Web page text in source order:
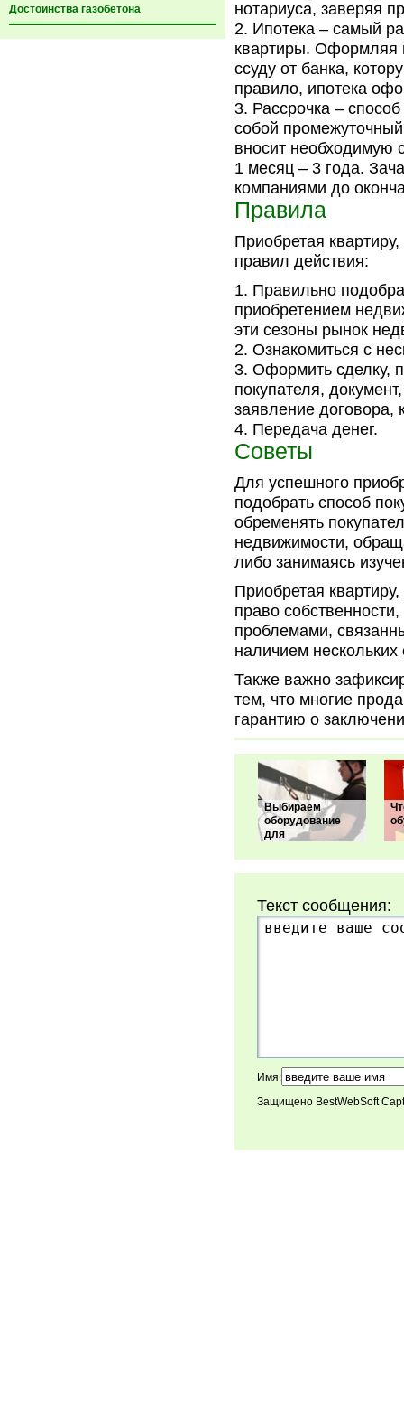
Достоинства газобетона
нотариуса, заверяя
Ипотека – самый
квартиры. Оформляя
ссуду от банка,
правило, ипотека
Рассрочка –
собой промежуточный
вносит необходимую
1 месяц – 3 года.
компаниями до
Правила
Приобретая
правил действия:
Правильно
приобретением
эти сезоны рынок
Ознакомиться с
Оформить сделку,
покупателя,
заявление договора,
Передача денег.
Советы
Для успешного
подобрать способ
обременять
недвижимости,
либо занимаясь
Приобретая
право
проблемами,
наличием
Также важно
тем, что многие
гарантию о
Выбираем
оборудование
для
Текст сообщения:
Имя:
Защищено BestWebSoft